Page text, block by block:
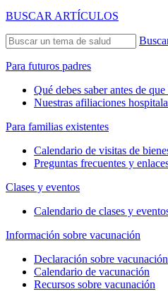
BUSCAR ARTÍCULOS
Para futuros padres
Qué debes saber antes de
Nuestras afiliaciones
Para familias existentes
Calendario de visitas de
Preguntas frecuentes y
Clases y eventos
Calendario de clases y
Información sobre vacunación
Declaración sobre vacunación
Calendario de vacunación
Recursos sobre vacunación